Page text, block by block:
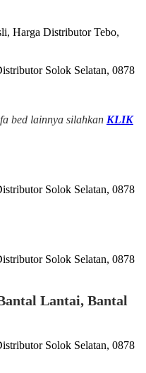
bed lainnya silahkan KLIK
Lantai, Bantal